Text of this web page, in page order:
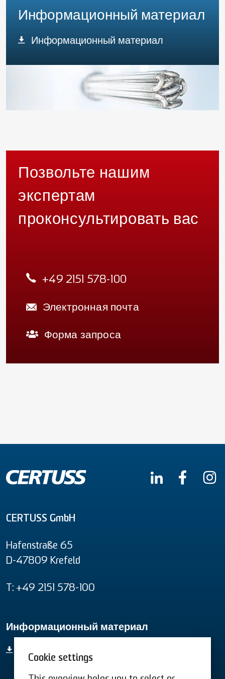
Cookie settings
Информационный материал
Информационный материал
Позвольте нашим
экспертам
проконсультировать вас
+49 2151 578-100
Электронная почта
Форма запроса
CERTUSS GmbH
Hafenstraße 65
D-47809 Krefeld
T: +49 2151 578-100
Информационный материал
Информационный материал